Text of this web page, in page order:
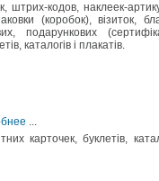
штрих-кодов, наклеек-
(коробок), візиток,
подарункових
каталогів і плакатів.
...
карточек, буклетів,